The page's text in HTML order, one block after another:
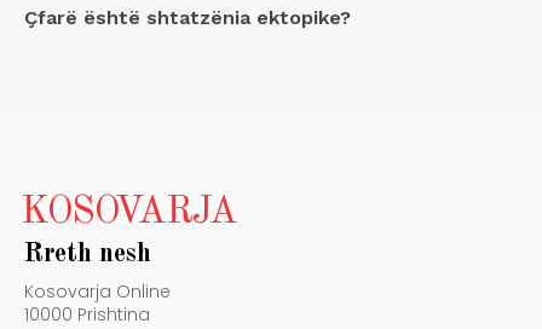
Çfarë është shtatzënia ektopike?
KOSOVARJA
Rreth nesh
Kosovarja Online
10000 Prishtina